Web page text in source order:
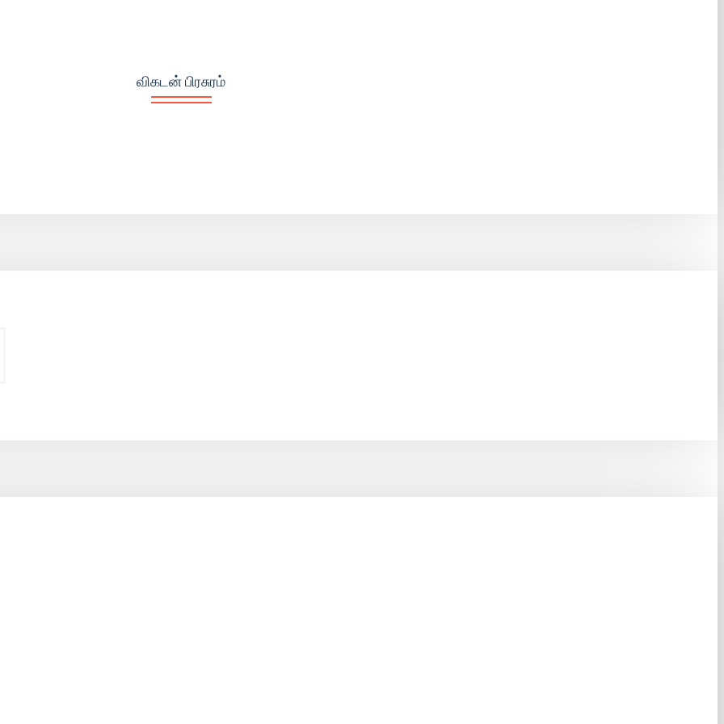
விகடன் பிரசுரம்